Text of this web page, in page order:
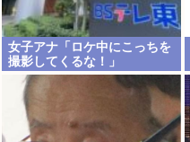
女子アナ「ロケ中にこっちを
撮影してくるな！」